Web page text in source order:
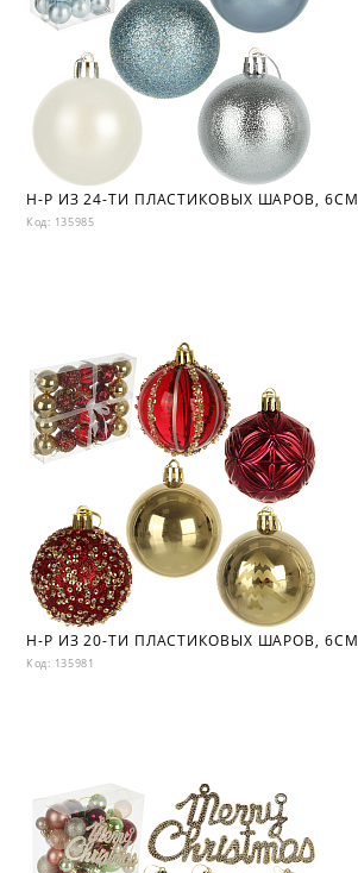
Код: 135985
Н-Р ИЗ 20-ТИ ПЛАСТИКОВЫХ ШАРОВ, 6СМ
Код: 135981